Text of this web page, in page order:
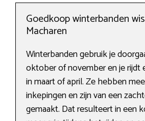
Goedkoop winterbanden
Macharen
Winterbanden gebruik je
oktober of november en je rijdt
in maart of april. Ze hebben
inkepingen en zijn van een
gemaakt. Dat resulteert in een